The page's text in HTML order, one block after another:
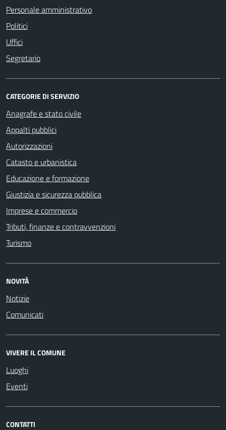
Personale amministrativo
Politici
Uffici
Segretario
CATEGORIE DI SERVIZIO
Anagrafe e stato civile
Appalti pubblici
Autorizzazioni
Catasto e urbanistica
Educazione e formazione
Giustizia e sicurezza pubblica
Imprese e commercio
Tributi, finanze e contravvenzioni
Turismo
NOVITÀ
Notizie
Comunicati
VIVERE IL COMUNE
Luoghi
Eventi
CONTATTI